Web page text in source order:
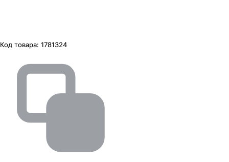
Код товара: 1781324